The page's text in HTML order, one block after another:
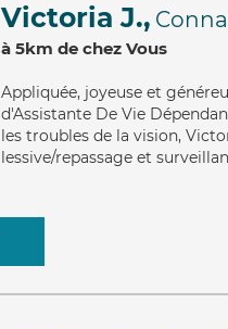
Victoria J.,
à 5km de chez Vous
Appliquée, joyeuse et
d'Assistante De Vie
les troubles de la vision,
lessive/repassage et